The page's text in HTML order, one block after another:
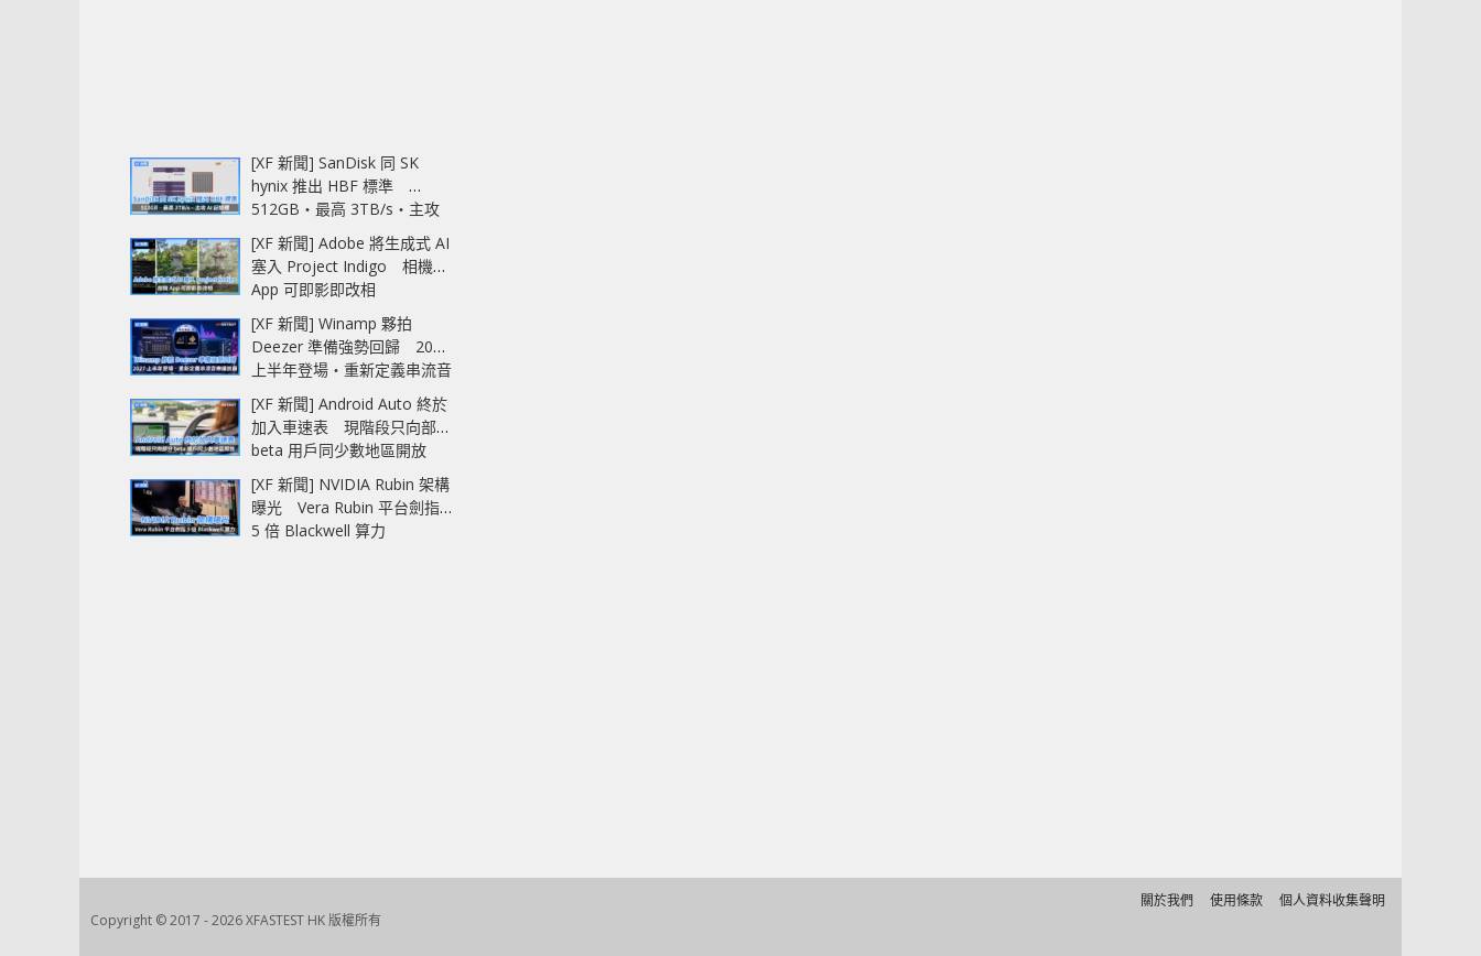
[XF 新聞] SanDisk 同 SK
hynix 推出 HBF 標準
512GB‧最高 3TB/s‧主攻
AI 記憶體
[XF 新聞] Adobe 將生成式 AI
塞入 Project Indigo 相機
App 可即影即改相
[XF 新聞] Winamp 夥拍
Deezer 準備強勢回歸 2027
上半年登場‧重新定義串流音
樂播放器
[XF 新聞] Android Auto 終於
加入車速表 現階段只向部分
beta 用戶同少數地區開放
[XF 新聞] NVIDIA Rubin 架構
曝光 Vera Rubin 平台劍指
5 倍 Blackwell 算力
Copyright © 2017 - 2026 XFASTEST HK 版權所有
關於我們 使用條款 個人資料收集聲明